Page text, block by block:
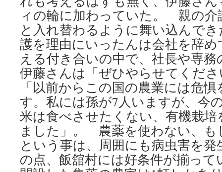
ィの輪に加わっていた。 親の介
と入れ替わるように舞い込んで
護を理由にいったんは会社を辞
える付き合いの中で、社長や専
伊藤さんは「ぜひやらせてくだ
「以前からこの国の農業には危
す。私には孫が7人いますが、今
米は食べさせたくない、有機栽
ました」。 農薬を使わない、も
という事は、周囲にも病虫害を
の点、飯舘村には好条件が揃っ